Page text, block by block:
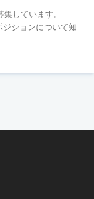
しています。
ジションについて知